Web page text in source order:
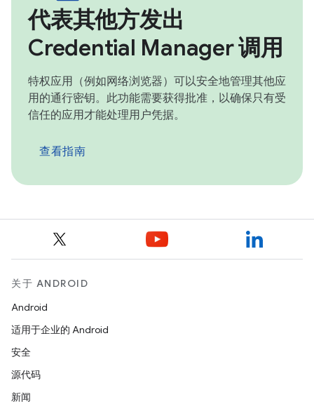
代表其他方发出
Credential Manager 调用
特权应用（例如网络浏览器）可以安全地管理其他应
用的通行密钥。此功能需要获得批准，以确保只有受
信任的应用才能处理用户凭据。
查看指南
关于 ANDROID
Android
适用于企业的 Android
安全
源代码
新闻